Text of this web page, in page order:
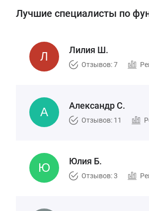
Лучшие специалисты по
Лилия Ш.
Отзывов: 7
Александр С.
Отзывов: 11
Юлия Б.
Отзывов: 3